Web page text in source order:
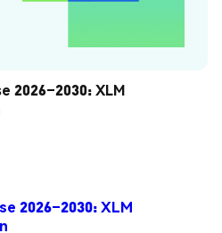
2026–2030: XLM
2026–2030: XLM